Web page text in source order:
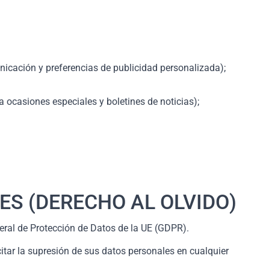
y preferencias de publicidad personalizada);
especiales y boletines de noticias);
(DERECHO AL OLVIDO)
de Protección de Datos de la UE (GDPR).
la supresión de sus datos personales en cualquier